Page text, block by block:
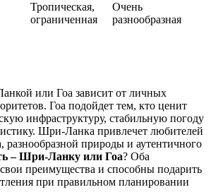
Тропическая,
ограниченная
Очень
разнообразная
или Гоа зависит от личных
Гоа подойдет тем, кто ценит
инфраструктуру, стабильную погоду
Шри-Ланка привлечет любителей
разнообразной природы и аутентичного
– Шри-Ланку или Гоа? Оба
преимущества и способны подарить
при правильном планировании